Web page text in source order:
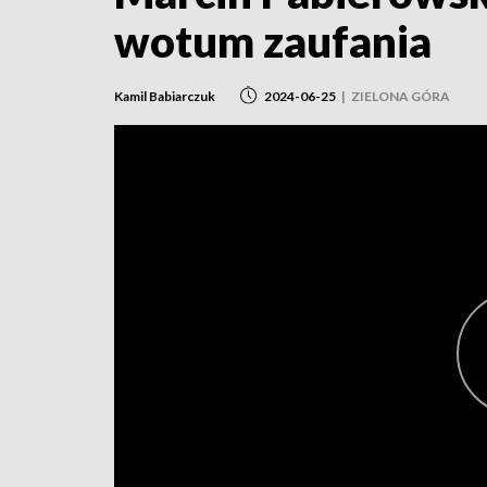
wotum zaufania
Kamil Babiarczuk 2024-06-25 | ZIELONA GÓRA